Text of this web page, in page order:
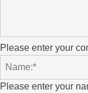
Please enter your
Please enter your